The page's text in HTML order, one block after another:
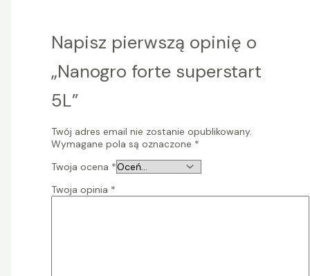
Napisz pierwszą opinię o
„Nanogro forte superstart
5L”
Twój adres email nie zostanie opublikowany.
Wymagane pola są oznaczone *
Twoja ocena *
Twoja opinia *